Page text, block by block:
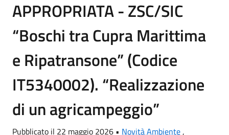
APPROPRIATA - ZSC/SIC
“Boschi tra Cupra Marittima
e Ripatransone” (Codice
IT5340002). “Realizzazione
di un agricampeggio”
Pubblicato il 22 maggio 2026 • Novità Ambiente,